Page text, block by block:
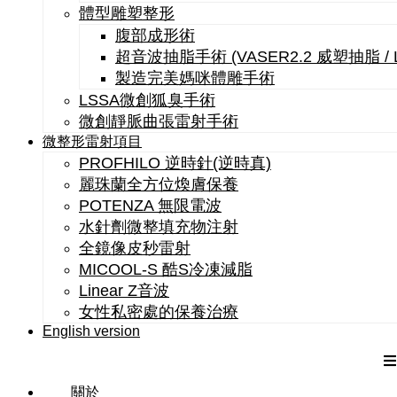
體型雕塑整形
腹部成形術
超音波抽脂手術 (VASER2.2 威塑抽脂 /
製造完美媽咪體雕手術
LSSA微創狐臭手術
微創靜脈曲張雷射手術
微整形雷射項目
PROFHILO 逆時針(逆時真)
麗珠蘭全方位煥膚保養
POTENZA 無限電波
水針劑微整填充物注射
全鏡像皮秒雷射
MICOOL-S 酷S冷凍減脂
Linear Z音波
女性私密處的保養治療
English version
關於